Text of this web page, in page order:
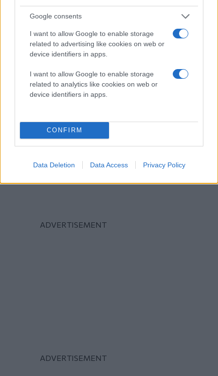
Google consents
I want to allow Google to enable storage
related to advertising like cookies on web or
device identifiers in apps.
I want to allow Google to enable storage
related to analytics like cookies on web or
device identifiers in apps.
CONFIRM
Data Deletion Data Access Privacy Policy